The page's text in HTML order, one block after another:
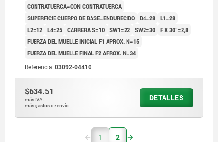
CONTRATUERCA=CON CONTRATUERCA
SUPERFICIE CUERPO DE BASE=ENDURECIDO D4=28 L1=28
L2=12 L4=25 CARRERA S=10 SW1=22 SW2=30 F X 30°=2,8
FUERZA DEL MUELLE INICIAL F1 APROX. N=15
FUERZA DEL MUELLE FINAL F2 APROX. N=34
Referencia: 03092-04410
$634.51
más IVA.
más gastos de envío
DETALLES
1 2